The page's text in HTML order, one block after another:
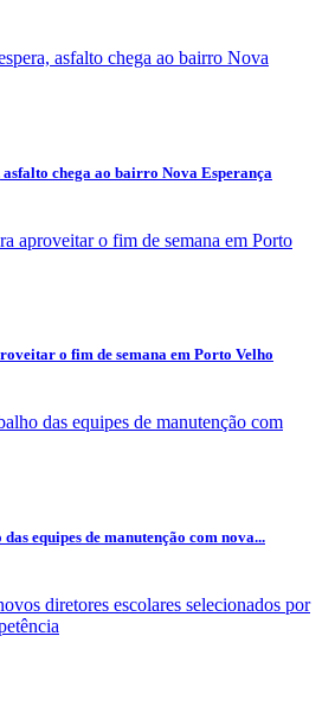
asfalto chega ao bairro Nova Esperança
o fim de semana em Porto Velho
equipes de manutenção com nova...